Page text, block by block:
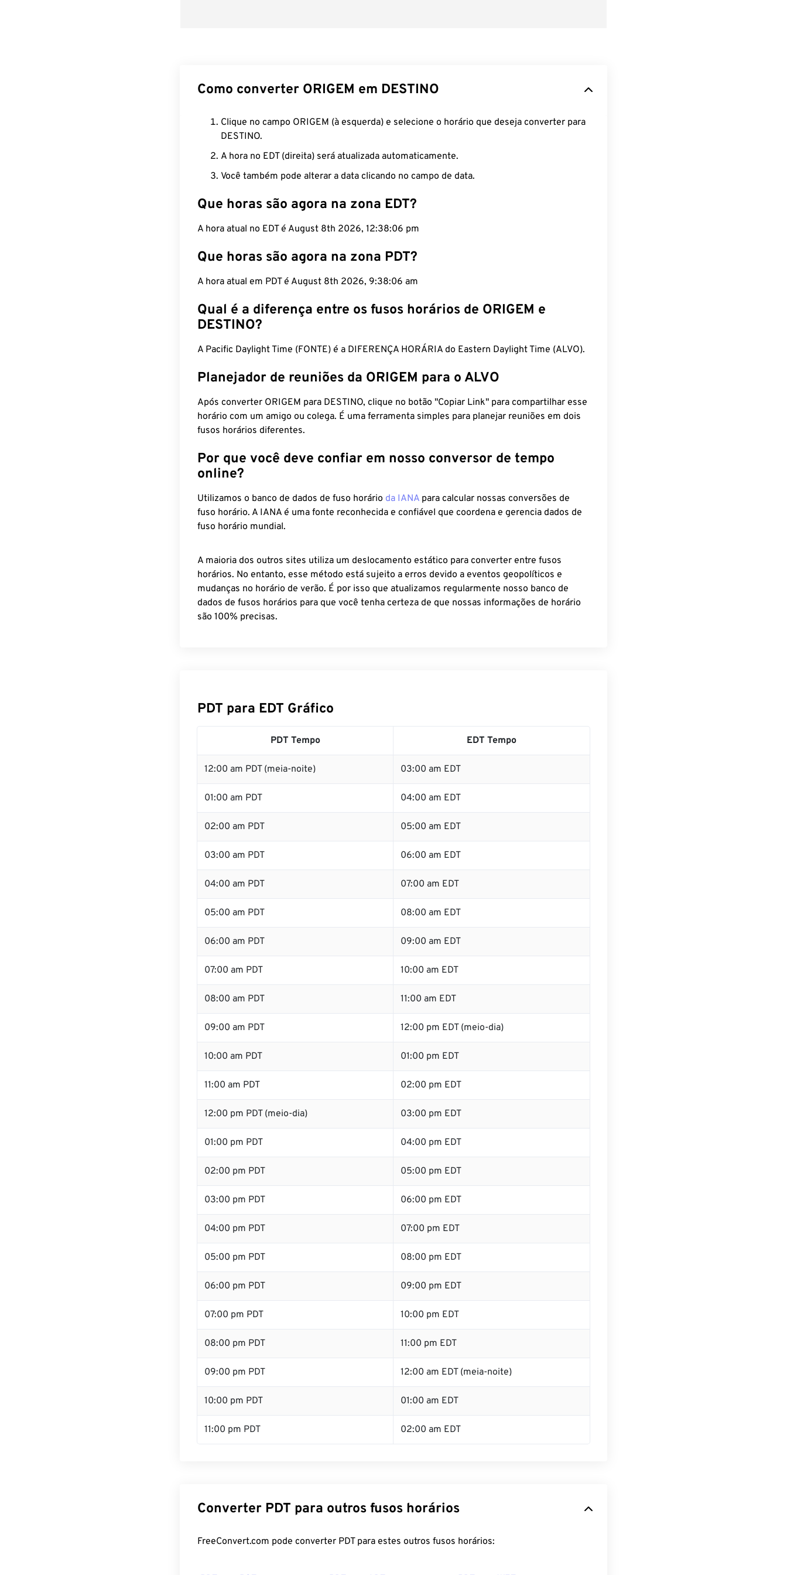
Como converter ORIGEM em DESTINO
Clique no campo ORIGEM (à esquerda) e selecione o horário que deseja converter para
DESTINO.
A hora no EDT (direita) será atualizada automaticamente.
Você também pode alterar a data clicando no campo de data.
Que horas são agora na zona EDT?
A hora atual no EDT é August 8th 2026, 12:38:07 pm
Que horas são agora na zona PDT?
A hora atual em PDT é August 8th 2026, 9:38:07 am
Qual é a diferença entre os fusos horários de ORIGEM e
DESTINO?
A Pacific Daylight Time (FONTE) é a DIFERENÇA HORÁRIA do Eastern Daylight Time (ALVO).
Planejador de reuniões da ORIGEM para o ALVO
Após converter ORIGEM para DESTINO, clique no botão "Copiar Link" para compartilhar esse
horário com um amigo ou colega. É uma ferramenta simples para planejar reuniões em dois
fusos horários diferentes.
Por que você deve confiar em nosso conversor de tempo
online?
Utilizamos o banco de dados de fuso horário da IANA para calcular nossas conversões de
fuso horário. A IANA é uma fonte reconhecida e confiável que coordena e gerencia dados de
fuso horário mundial.
A maioria dos outros sites utiliza um deslocamento estático para converter entre fusos
horários. No entanto, esse método está sujeito a erros devido a eventos geopolíticos e
mudanças no horário de verão. É por isso que atualizamos regularmente nosso banco de
dados de fusos horários para que você tenha certeza de que nossas informações de horário
são 100% precisas.
PDT para EDT Gráfico
PDT Tempo EDT Tempo
12:00 am PDT (meia-noite) 03:00 am EDT
01:00 am PDT 04:00 am EDT
02:00 am PDT 05:00 am EDT
03:00 am PDT 06:00 am EDT
04:00 am PDT 07:00 am EDT
05:00 am PDT 08:00 am EDT
06:00 am PDT 09:00 am EDT
07:00 am PDT 10:00 am EDT
08:00 am PDT 11:00 am EDT
09:00 am PDT 12:00 pm EDT (meio-dia)
10:00 am PDT 01:00 pm EDT
11:00 am PDT 02:00 pm EDT
12:00 pm PDT (meio-dia) 03:00 pm EDT
01:00 pm PDT 04:00 pm EDT
02:00 pm PDT 05:00 pm EDT
03:00 pm PDT 06:00 pm EDT
04:00 pm PDT 07:00 pm EDT
05:00 pm PDT 08:00 pm EDT
06:00 pm PDT 09:00 pm EDT
07:00 pm PDT 10:00 pm EDT
08:00 pm PDT 11:00 pm EDT
09:00 pm PDT 12:00 am EDT (meia-noite)
10:00 pm PDT 01:00 am EDT
11:00 pm PDT 02:00 am EDT
Converter PDT para outros fusos horários
FreeConvert.com pode converter PDT para estes outros fusos horários: